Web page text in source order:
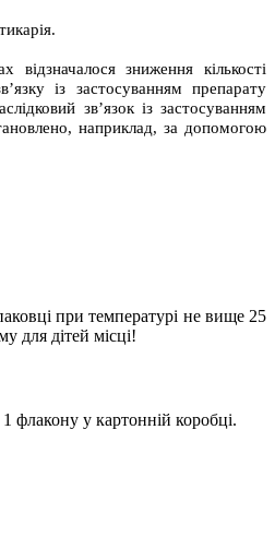
зниження кількості
із застосуванням препарату
зв’язок із застосуванням
наприклад, за допомогою
при температурі не вище 25
для дітей місці!
флакону у картонній коробці.